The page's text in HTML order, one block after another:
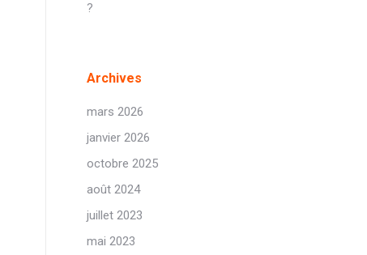
?
Archives
mars 2026
janvier 2026
octobre 2025
août 2024
juillet 2023
mai 2023